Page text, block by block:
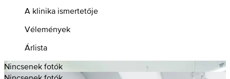
A klinika ismertetője
Vélemények
Árlista
Nincsenek fotók